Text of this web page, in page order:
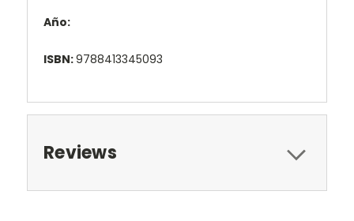
Año:
ISBN:9788413345093
Reviews